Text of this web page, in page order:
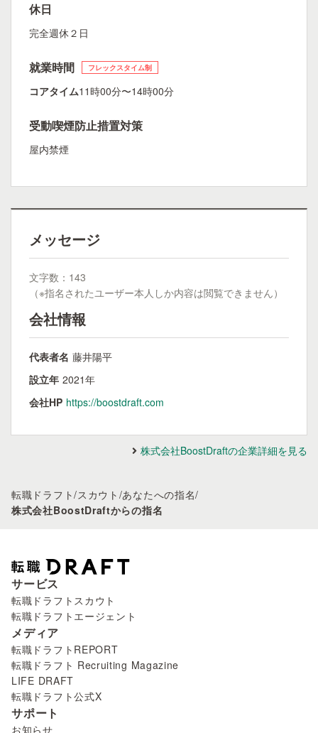
休日
完全週休２日
就業時間 フレックスタイム制
コアタイム11時00分〜14時00分
受動喫煙防止措置対策
屋内禁煙
メッセージ
文字数：143
（※指名されたユーザー本人しか内容は閲覧できません）
会社情報
代表者名 藤井陽平
設立年 2021年
会社HP https://boostdraft.com
株式会社BoostDraftの企業詳細を見る
転職ドラフト/スカウト /あなたへの指名/
株式会社BoostDraftからの指名
サービス
転職ドラフトスカウト
転職ドラフトエージェント
メディア
転職ドラフトREPORT
転職ドラフト Recruiting Magazine
LIFE DRAFT
転職ドラフト公式X
サポート
お知らせ